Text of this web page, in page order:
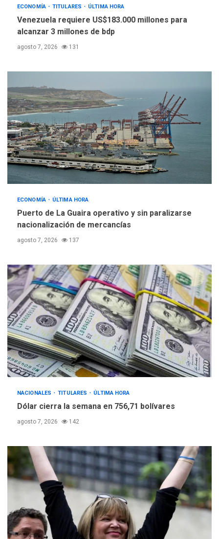
INTERNACIONALES
ÚLTIMA HORA
España impone controles
fronterizos a Italia
ECONOMÍA TITULARES ÚLTIMA HORA
Venezuela requiere US$183.000 millones para
alcanzar 3 millones de bdp
agosto 7, 2026 131
ECONOMÍA ÚLTIMA HORA
Puerto de La Guaira operativo y sin paralizarse
nacionalización de mercancías
agosto 7, 2026 137
NACIONALES TITULARES ÚLTIMA HORA
Dólar cierra la semana en 756,71 bolívares
agosto 7, 2026 142